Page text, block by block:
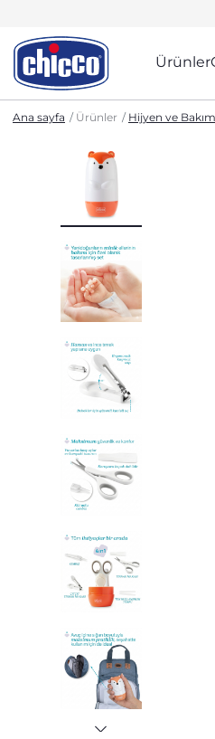
Ürünler
Ana sayfa Ürünler Hijyen ve Bakım